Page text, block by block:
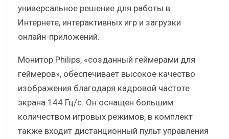
универсальное решение для работы в
Интернете, интерактивных игр и загрузки
онлайн-приложений.
Монитор Philips, «созданный геймерами для
геймеров», обеспечивает высокое качество
изображения благодаря кадровой частоте
экрана 144 Гц/с. Он оснащен большим
количеством игровых режимов, в комплект
также входит дистанционный пульт управления